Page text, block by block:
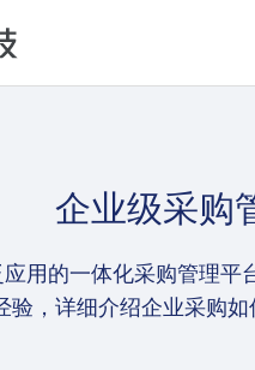
企业级采购
用的一体化采购管理平
验，详细介绍企业采购如